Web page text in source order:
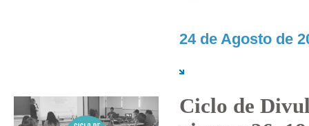
24 de Agosto de
Ciclo de